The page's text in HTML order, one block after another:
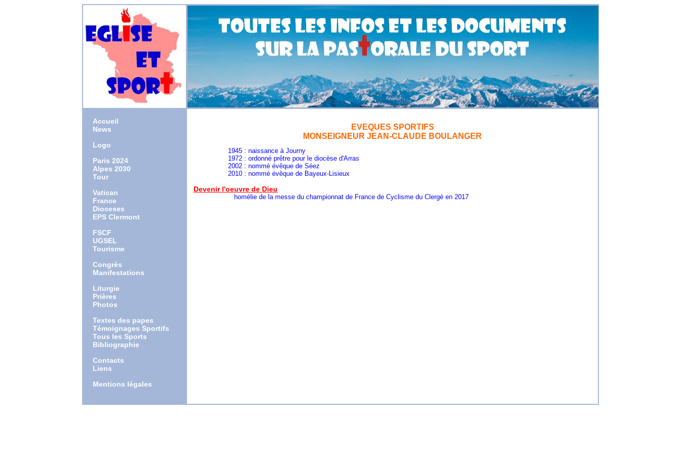
Accueil
News
Logo
Paris 2024
Alpes 2030
Tour
Vatican
France
Dioceses
EPS Clermont
FSCF
UGSEL
Tourisme
Congrès
Manifestations
Liturgie
Prières
Photos
Textes des papes
Témoignages Sportifs
Tous les Sports
Bibliographie
Contacts
Liens
Mentions légales
EVEQUES SPORTIFS
MONSEIGNEUR JEAN-CLAUDE BOULANGER
1945 : naissance à Journy
1972 : ordonné prêtre pour le diocèse d'Arras
2002 : nommé évêque de Séez
2010 : nommé évêque de Bayeux-Lisieux
Devenir l'oeuvre de Dieu
homélie de la messe du championnat de France de Cyclisme du Clergé en 2017